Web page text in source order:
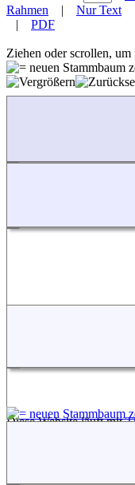
Rahmen | Nur Text
| PDF
Ziehen oder scrollen, um
Diese Website läuft mit
v. 15.0.1,